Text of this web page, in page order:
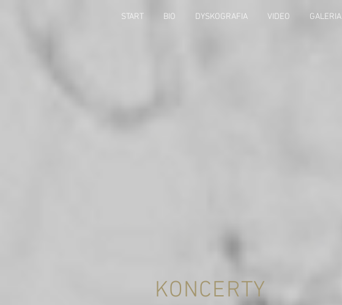
START BIO DYSKOGRAFIA VIDEO GALERIA
KONCERTY